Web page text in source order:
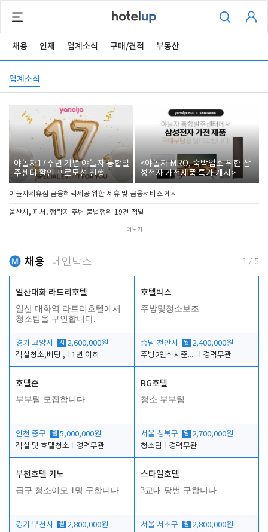
채용 인재 업계소식 구매/견적 부동산
업계소식
야놀자17주년 기념 야놀자 통합발
주센터 할인 프로모션 진행
<야놀자 MRO, 숙박업소 위한 삼
성전자 가전제품 특가 개시>
야놀자제휴점 금융혜택제공 위한 제휴 및 금융서비스 게시
울산시, 피서․행락지 주변 불법행위 19건 적발
더보기
채용 메인박스 1 / 5
일산대화 라트리호텔
일산 대화역 라트리호텔에서
청소팀을 구인합니다.
경기 고양시 시
2,600,000원
객실청소,베팅 ,
1년 이하
호텔박스
주방및청소보조
충남 천안시 월 2,400,000원
주방2인식사준비및청소린렌보조
경력무관
호텔준
부부팀 모집합니다.
인천 중구 월 5,000,000원
객실 및 호텔청소
경력무관
RG호텔
청소 부부팀
서울 성북구 월 2,700,000원
청소팀
경력무관
부천호텔 키노
급구 청소이모 1명 구합니다.
경기 부천시 월 2,800,000원
스타일호텔
3교대 당번 구합니다.
서울 서초구 월 2,800,000원